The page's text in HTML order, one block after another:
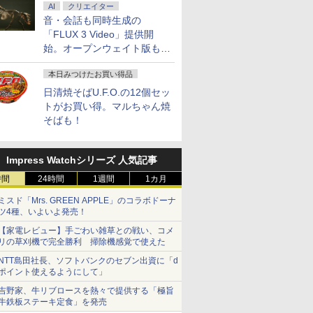
AI クリエイター
音・会話も同時生成の
「FLUX 3 Video」提供開
始。オープンウェイト版も計
画
本日みつけたお買い得品
日清焼そばU.F.O.の12個セッ
トがお買い得。マルちゃん焼
そばも！
Impress Watchシリーズ 人気記事
24時間 1週間 1カ月
スド「Mrs. GREEN APPLE」のコラボドーナ
4種、いよいよ発売！
家電レビュー】手ごわい雑草との戦い、コメ
の草刈機で完全勝利 掃除機感覚で使えた
島田社長、ソフトバンクのセブン出資に「d
イント使えるようにして」
野家、牛リブロースを熱々で提供する「極旨
鉄板ステーキ定食」を発売